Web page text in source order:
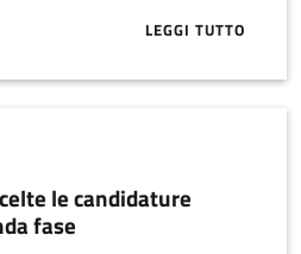
LEGGI TUTTO
ABOUT IL
le candidature
fase